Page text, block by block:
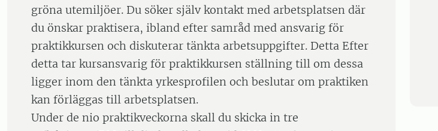
gröna utemiljöer. Du söker själv kontakt med arbetsplatsen där
du önskar praktisera, ibland efter samråd med ansvarig för
praktikkursen och diskuterar tänkta arbetsuppgifter. Detta Efter
detta tar kursansvarig för praktikkursen ställning till om dessa
ligger inom den tänkta yrkesprofilen och beslutar om praktiken
kan förläggas till arbetsplatsen.
Under de nio praktikveckorna skall du skicka in tre